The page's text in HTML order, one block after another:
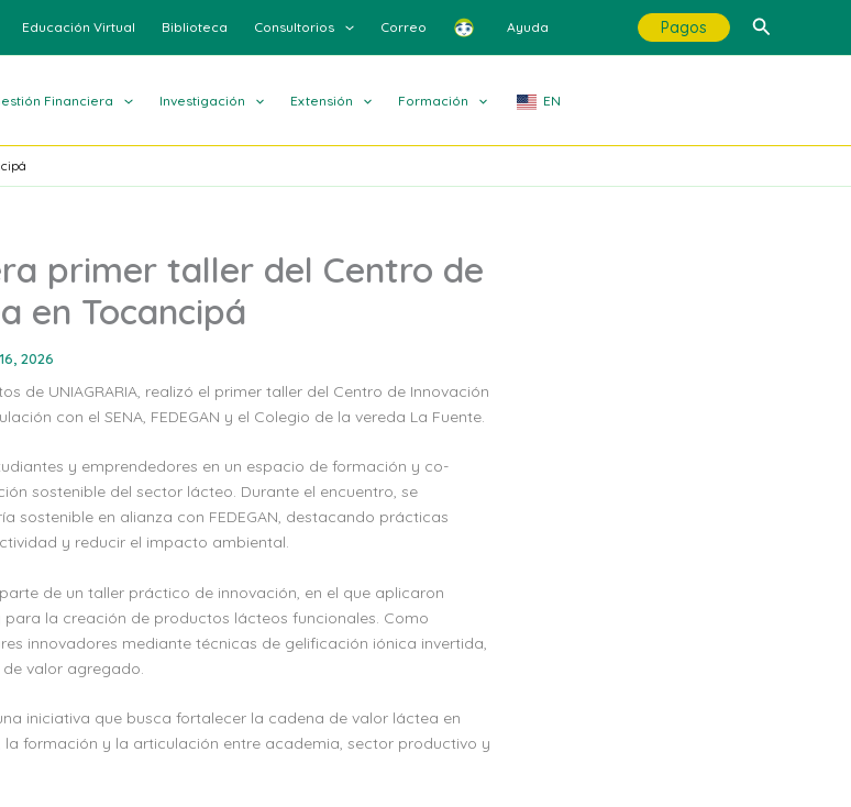
Educación Virtual Biblioteca Consultorios Correo Ayuda Pagos Buscar
Financiera Investigación Extensión Formación EN
primer taller del Centro de
en Tocancipá
2026
de UNIAGRARIA, realizó el primer taller del Centro de Innovación
con el SENA, FEDEGAN y el Colegio de la vereda La Fuente.
y emprendedores en un espacio de formación y co-
sostenible del sector lácteo. Durante el encuentro, se
sostenible en alianza con FEDEGAN, destacando prácticas
y reducir el impacto ambiental.
de un taller práctico de innovación, en el que aplicaron
la creación de productos lácteos funcionales. Como
innovadores mediante técnicas de gelificación iónica invertida,
valor agregado.
iniciativa que busca fortalecer la cadena de valor láctea en
formación y la articulación entre academia, sector productivo y